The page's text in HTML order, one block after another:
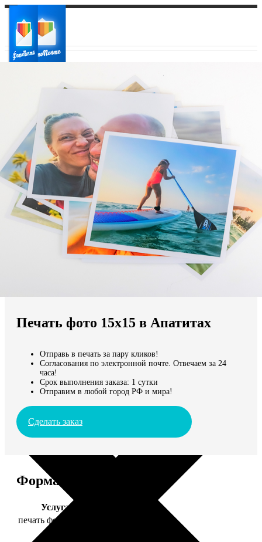
Ваш регион доставки
Выберите из списка:
Мы доставляем по всему миру
Продолжить без города
Печать фото 15х15 в Апатитах
Отправь в печать за пару кликов!
Согласования по электронной почте. Отвечаем за 24
часа!
Срок выполнения заказа: 1 сутки
Отправим в любой город РФ и мира!
Сделать заказ
Форматы и цены
Услуга
печать фото 15х15